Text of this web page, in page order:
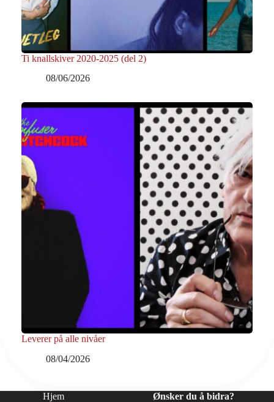
Ti knallskiver 2020-2025 (del 2)
08/06/2026
Leverer på alle nivåer
08/04/2026
Hjem Ønsker du å bidra?